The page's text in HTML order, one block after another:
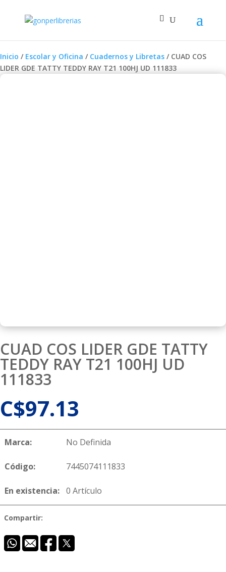
Inicio / Escolar y Oficina / Cuadernos y Libretas / CUAD COS
LIDER GDE TATTY TEDDY RAY T21 100HJ UD 111833
CUAD COS LIDER GDE TATTY
TEDDY RAY T21 100HJ UD
111833
C$97.13
Marca: No Definida
Código: 7445074111833
En existencia: 0 Artículo
Compartir: